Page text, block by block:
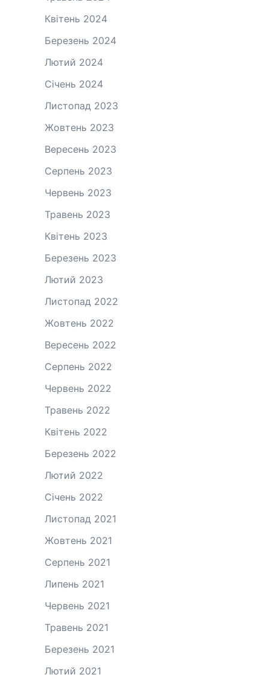
Квітень 2024
Березень 2024
Лютий 2024
Січень 2024
Листопад 2023
Жовтень 2023
Вересень 2023
Серпень 2023
Червень 2023
Травень 2023
Квітень 2023
Березень 2023
Лютий 2023
Листопад 2022
Жовтень 2022
Вересень 2022
Серпень 2022
Червень 2022
Травень 2022
Квітень 2022
Березень 2022
Лютий 2022
Січень 2022
Листопад 2021
Жовтень 2021
Серпень 2021
Липень 2021
Червень 2021
Травень 2021
Березень 2021
Лютий 2021